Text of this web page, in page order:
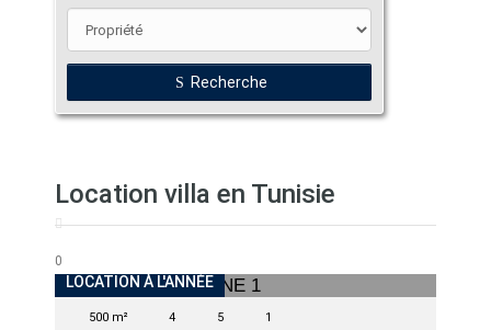
Recherche
Location villa en Tunisie
0
INDISPONIBLE
LOCATION À L'ANNÉE
500 m² 4 5 1